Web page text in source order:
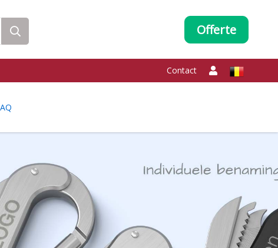
Offerte
Contact